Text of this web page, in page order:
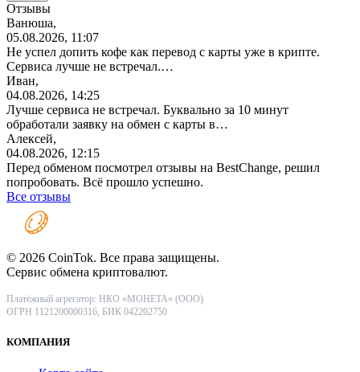
Отзывы
Ванюша,
05.08.2026, 11:07
Не успел допить кофе как перевод с карты уже в крипте.
Сервиса лучше не встречал.…
Иван,
04.08.2026, 14:25
Лучше сервиса не встречал. Буквально за 10 минут
обработали заявку на обмен с карты в…
Алексей,
04.08.2026, 12:15
Перед обменом посмотрел отзывы на BestChange, решил
попробовать. Всё прошло успешно.
Все отзывы
© 2026 CoinTok. Все права защищены.
Сервис обмена криптовалют.
Платёжный агрегатор: НКО «МОНЕТА» (ООО)
ОГРН 1121200000316, БИК 042202750
КОМПАНИЯ